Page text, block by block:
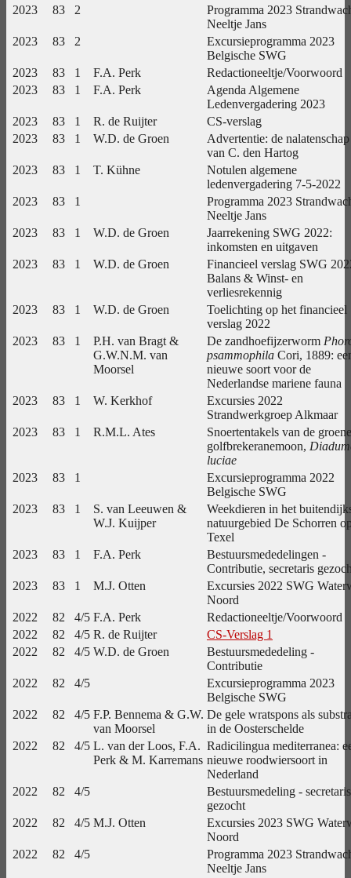
2023
83 2
Programma 2023
Neeltje Jans
2023
83 2
Excursieprogramma 2023
Belgische SWG
2023
83 1 F.A. Perk
Redactioneeltje/Voorwoord
2023
83 1 F.A. Perk
Agenda Algemene
Ledenvergadering 2023
2023
83 1 R. de Ruijter
CS-verslag
2023
83 1 W.D. de Groen
Advertentie: de nalatenschap
van C. den Hartog
2023
83 1 T. Kühne
Notulen algemene
ledenvergadering 7-5-2022
2023
83 1
Programma 2023
Neeltje Jans
2023
83 1 W.D. de Groen
Jaarrekening SWG 2022:
inkomsten en uitgaven
2023
83 1 W.D. de Groen
Financieel verslag SWG
Balans & Winst- en
verliesrekennig
2023
83 1 W.D. de Groen
Toelichting op het financieel
verslag 2022
2023
83 1
P.H. van Bragt &
G.W.N.M. van
Moorsel
De zandhoefijzerworm
psammophila Cori, 1889:
nieuwe soort voor de
Nederlandse mariene fauna
2023
83 1 W. Kerkhof
Excursies 2022
Strandwerkgroep Alkmaar
2023
83 1 R.M.L. Ates
Snoertentakels van de groene
golfbrekeranemoon,
luciae
2023
83 1
Excursieprogramma 2022
Belgische SWG
2023
83 1
S. van Leeuwen &
W.J. Kuijper
Weekdieren in het
natuurgebied De Schorren
Texel
2023
83 1 F.A. Perk
Bestuursmededelingen -
Contributie, secretaris
2023
83 1 M.J. Otten
Excursies 2022 SWG
Noord
2022
82 4/5 F.A. Perk
Redactioneeltje/Voorwoord
2022
82 4/5 R. de Ruijter
CS-Verslag 1
2022
82 4/5 W.D. de Groen
Bestuursmededeling -
Contributie
2022
82 4/5
Excursieprogramma 2023
Belgische SWG
2022
82 4/5 F.P. Bennema & G.W.
van Moorsel
De gele wratspons als
in de Oosterschelde
2022
82 4/5 L. van der Loos, F.A.
Perk & M. Karremans
Radicilingua mediterranea:
nieuwe roodwiersoort in
Nederland
2022
82 4/5
Bestuursmedeling - secretaris
gezocht
2022
82 4/5 M.J. Otten
Excursies 2023 SWG
Noord
2022
82 4/5
Programma 2023
Neeltje Jans